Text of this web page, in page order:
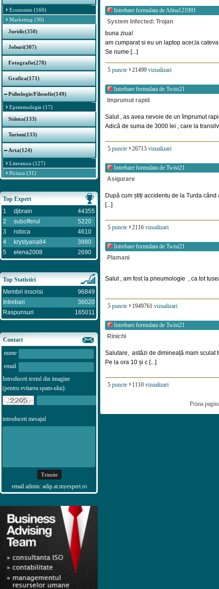
Economie (160)
Marketing (30)
Juridic(350)
Joburi(307)
Fotografie(278)
Grafica(171)
Psihologie/Filosofie(149)
Epistemologie (17)
Stiinta(133)
Turism(133)
Arta(124)
Literatura (127)
Pictura (31)
Top Expert
1
djbrain
44355
2
subofferul
5220
3
robica
4610
4
krystyana84
3980
5
elena2008 2690
Top Statistici
Membri inscrisi
96849
Intrebari
36020
Raspunsuri
165011
Contact
nume
email
Introduceti textul din imagine
(pentru evitarea spam-ului):
introduceti mesajul
email admin: adip.at.myexpert.ro
Intrebare formulata deAlina121991
System Infected: Trojan
buna ziua!
am cumparat si eu un laptop acer,la
Se nume [...]
5 puncte 21499 vizualizari
Intrebare formulata de Twist21
Imprumut rapid
Salut , as avea nevoie de un împrumut
Adică de suma de 3000 lei , care la
5 puncte 26713 vizualizari
Intrebare formulata de Twist21
Asigurare
După cum știți accidentu de la Turda
[...]
5 puncte 2116 vizualizari
Intrebare formulata de Twist21
Plamani
Salut , am fost la pneumologie , ca tot
5 puncte 1949761 vizualizari
Intrebare formulata de Twist21
Rinichi
Salutare, astăzi de dimineață mam sculat
Pe la ora 10 și c [...]
5 puncte 1110 vizualizari
Prima